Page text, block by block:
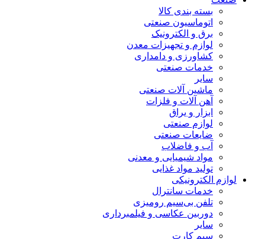
بسته بندی کالا
اتوماسیون صنعتی
برق و الکترونیک
لوازم و تجهیزات معدن
کشاورزی و دامداری
خدمات صنعتی
سایر
ماشین آلات صنعتی
آهن آلات و فلزات
ابزار و یراق
لوازم صنعتی
ضایعات صنعتی
آب و فاضلاب
مواد شیمیایی و معدنی
تولید مواد غذایی
لوازم الکترونیکی
خدمات سانترال
تلفن بی‌سیم رومیزی
دوربین عکاسی و فیلمبرداری
سایر
سیم کارت